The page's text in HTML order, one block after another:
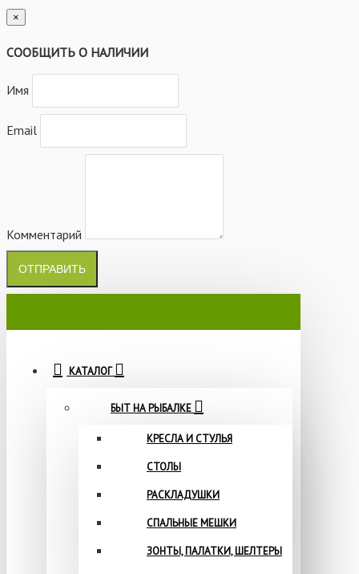
×
СООБЩИТЬ О НАЛИЧИИ
Имя
Email
Комментарий
ОТПРАВИТЬ
КАТАЛОГ
БЫТ НА РЫБАЛКЕ
КРЕСЛА И СТУЛЬЯ
СТОЛЫ
РАСКЛАДУШКИ
СПАЛЬНЫЕ МЕШКИ
ЗОНТЫ, ПАЛАТКИ, ШЕЛТЕРЫ